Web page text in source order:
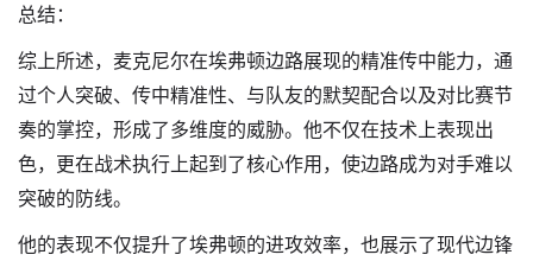
总结：
综上所述，麦克尼尔在埃弗顿边路展现的精准传中能力，通
过个人突破、传中精准性、与队友的默契配合以及对比赛节
奏的掌控，形成了多维度的威胁。他不仅在技术上表现出
色，更在战术执行上起到了核心作用，使边路成为对手难以
突破的防线。
他的表现不仅提升了埃弗顿的进攻效率，也展示了现代边锋